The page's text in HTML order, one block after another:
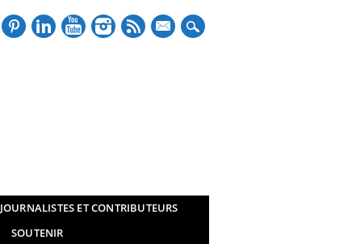
mail
JOURNALISTES ET CONTRIBUTEURS
SOUTENIR